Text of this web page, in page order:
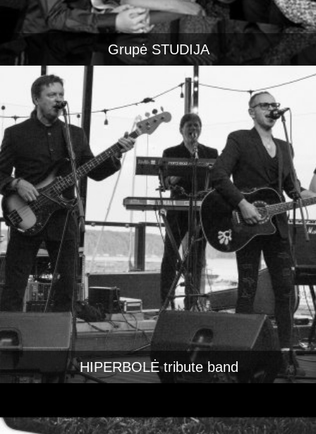
Grupė STUDIJA
HIPERBOLĖ tribute band